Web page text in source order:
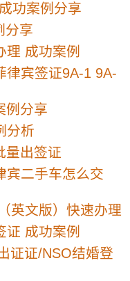
功案例分享
分享
理 成功案例
律宾签证9A-1 9A-
例分享
分析
量出签证
宾二手车怎么交
英文版）快速办理
证 成功案例
证证/NSO结婚登